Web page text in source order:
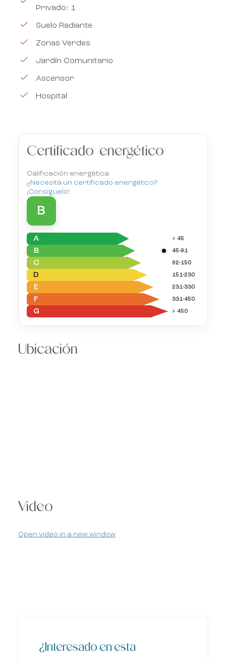
Privado: 1
Suelo Radiante
Zonas Verdes
Jardín Comunitario
Ascensor
Hospital
Certificado energético
Calificación energética
¿Necesita un certificado energético?
¡Consíguelo!
B
A < 45
B 45-91
C 92-150
D 151-230
E 231-330
F 331-450
G > 450
Ubicación
Video
Open video in a new window
¿Interesado en esta